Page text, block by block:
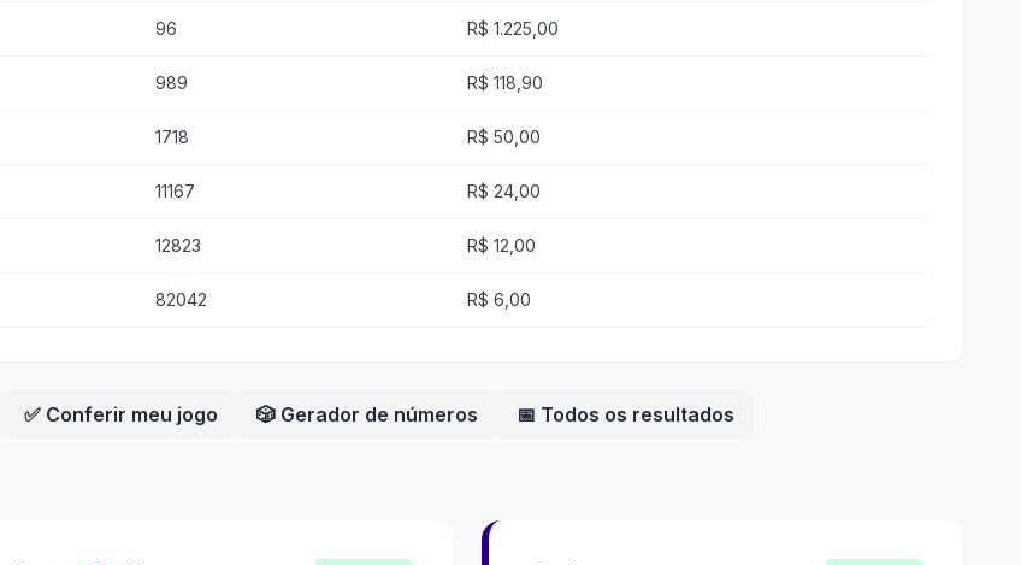
96 R$ 1.225,00
989 R$ 118,90
1718 R$ 50,00
11167 R$ 24,00
12823 R$ 12,00
82042 R$ 6,00
✅ Conferir meu jogo 🎲 Gerador de números 📅 Todos os resultados